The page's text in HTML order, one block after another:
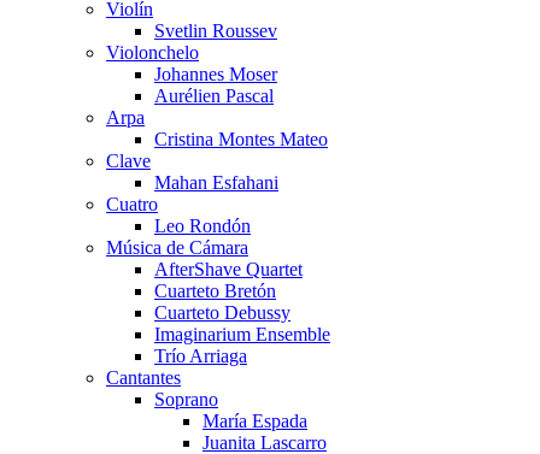
Violín
Svetlin Roussev
Violonchelo
Johannes Moser
Aurélien Pascal
Arpa
Cristina Montes Mateo
Clave
Mahan Esfahani
Cuatro
Leo Rondón
Música de Cámara
AfterShave Quartet
Cuarteto Bretón
Cuarteto Debussy
Imaginarium Ensemble
Trío Arriaga
Cantantes
Soprano
María Espada
Juanita Lascarro